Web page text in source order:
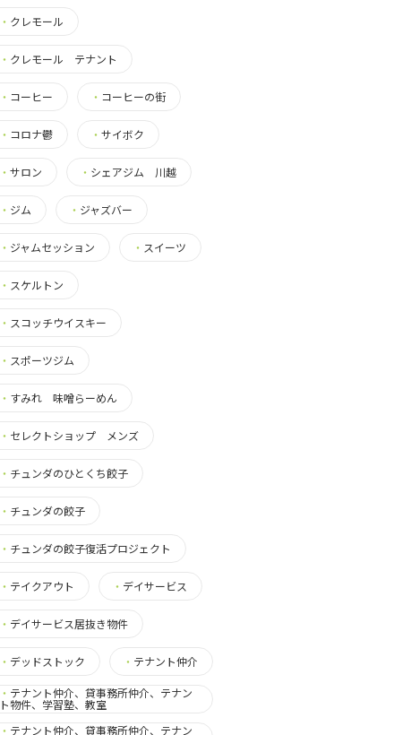
・ クレモール
・ クレモール テナント
・ コーヒー ・ コーヒーの街
・ コロナ鬱 ・ サイボク
・ サロン ・ シェアジム 川越
・ ジム ・ ジャズバー
・ ジャムセッション ・ スイーツ
・ スケルトン
・ スコッチウイスキー
・ スポーツジム
・ すみれ 味噌らーめん
・ セレクトショップ メンズ
・ チュンダのひとくち餃子
・ チュンダの餃子
・ チュンダの餃子復活プロジェクト
・ テイクアウト ・ デイサービス
・ デイサービス居抜き物件
・ デッドストック ・ テナント仲介
・ テナント仲介、貸事務所仲介、テナン
ト物件、学習塾、教室
・ テナント仲介、貸事務所仲介、テナン